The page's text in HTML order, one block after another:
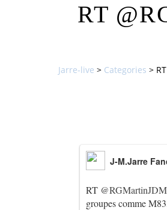
RT
Jarre-live > Categories >
RT @RGMartinJDM
groupes comme
J-M.Jarre